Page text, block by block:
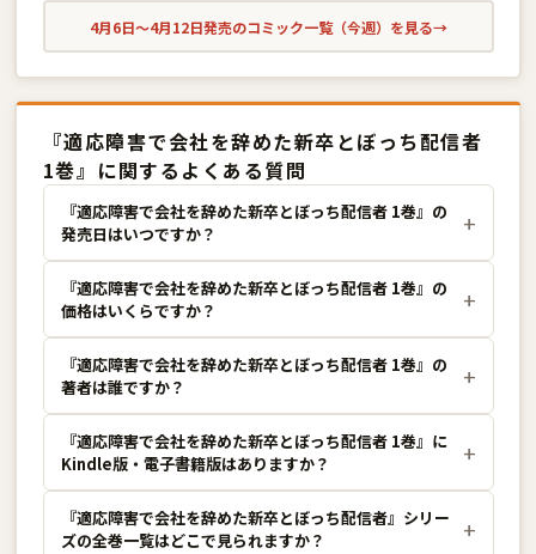
4月6日〜4月12日発売のコミック一覧（今週）を見る→
『適応障害で会社を辞めた新卒とぼっち配信者
1巻』に関するよくある質問
『適応障害で会社を辞めた新卒とぼっち配信者 1巻』の
発売日はいつですか？
『適応障害で会社を辞めた新卒とぼっち配信者 1巻』の
価格はいくらですか？
『適応障害で会社を辞めた新卒とぼっち配信者 1巻』の
著者は誰ですか？
『適応障害で会社を辞めた新卒とぼっち配信者 1巻』に
Kindle版・電子書籍版はありますか？
『適応障害で会社を辞めた新卒とぼっち配信者』シリー
ズの全巻一覧はどこで見られますか？